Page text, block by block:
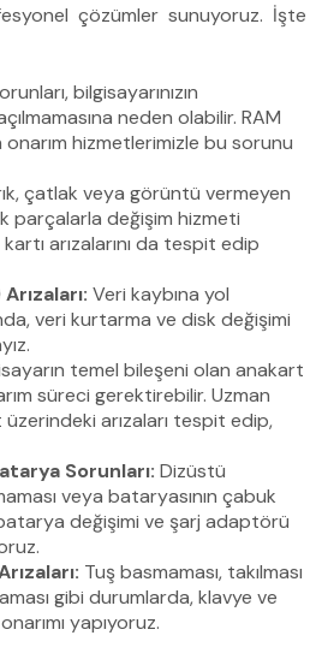
çözümler sunuyoruz. İşte
bilgisayarınızın
neden olabilir. RAM
hizmetlerimizle bu sorunu
çatlak veya görüntü vermeyen
parçalarla değişim hizmeti
arızalarını da tespit edip
Veri kaybına yol
veri kurtarma ve disk değişimi
temel bileşeni olan anakart
süreci gerektirebilir. Uzman
arızaları tespit edip,
Sorunları: Dizüstü
veya bataryasının çabuk
değişimi ve şarj adaptörü
Tuş basmaması, takılması
gibi durumlarda, klavye ve
yapıyoruz.